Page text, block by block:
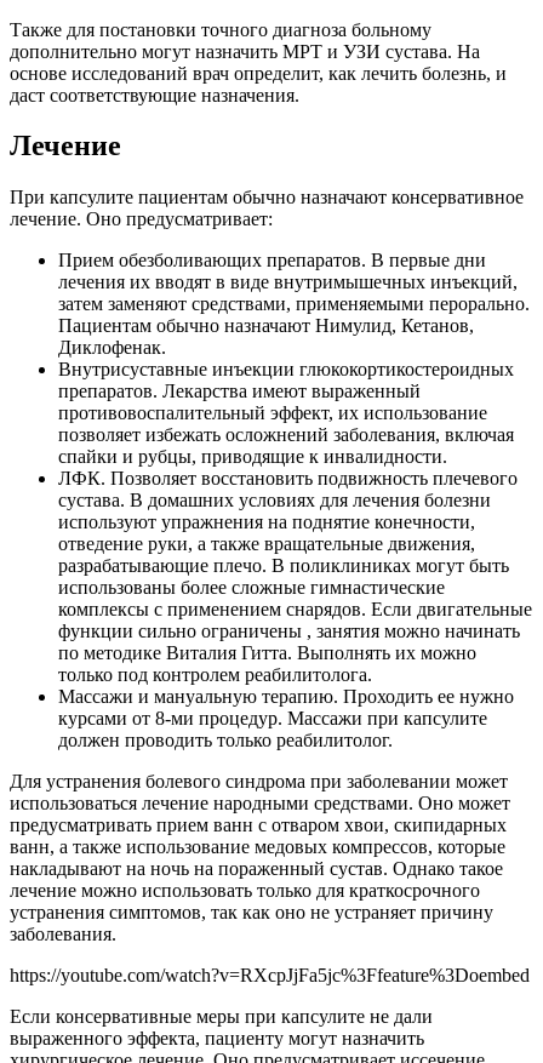
Также для постановки точного диагноза больному
дополнительно могут назначить МРТ и УЗИ сустава. На
основе исследований врач определит, как лечить болезнь, и
даст соответствующие назначения.
Лечение
При капсулите пациентам обычно назначают консервативное
лечение. Оно предусматривает:
Прием обезболивающих препаратов. В первые дни
лечения их вводят в виде внутримышечных инъекций,
затем заменяют средствами, применяемыми перорально.
Пациентам обычно назначают Нимулид, Кетанов,
Диклофенак.
Внутрисуставные инъекции глюкокортикостероидных
препаратов. Лекарства имеют выраженный
противовоспалительный эффект, их использование
позволяет избежать осложнений заболевания, включая
спайки и рубцы, приводящие к инвалидности.
ЛФК. Позволяет восстановить подвижность плечевого
сустава. В домашних условиях для лечения болезни
используют упражнения на поднятие конечности,
отведение руки, а также вращательные движения,
разрабатывающие плечо. В поликлиниках могут быть
использованы более сложные гимнастические
комплексы с применением снарядов. Если двигательные
функции сильно ограничены , занятия можно начинать
по методике Виталия Гитта. Выполнять их можно
только под контролем реабилитолога.
Массажи и мануальную терапию. Проходить ее нужно
курсами от 8-ми процедур. Массажи при капсулите
должен проводить только реабилитолог.
Для устранения болевого синдрома при заболевании может
использоваться лечение народными средствами. Оно может
предусматривать прием ванн с отваром хвои, скипидарных
ванн, а также использование медовых компрессов, которые
накладывают на ночь на пораженный сустав. Однако такое
лечение можно использовать только для краткосрочного
устранения симптомов, так как оно не устраняет причину
заболевания.
https://youtube.com/watch?v=RXcpJjFa5jc%3Ffeature%3Doembed
Если консервативные меры при капсулите не дали
выраженного эффекта, пациенту могут назначить